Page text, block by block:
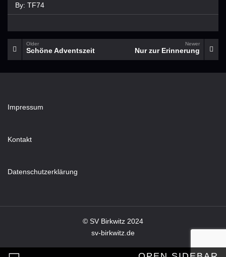
By: TF74
Older
Schöne Adventszeit
Newer
Nur zur Erinnerung
Impressum
Kontakt
Datenschutzerklärung
© SV Birkwitz 2024
sv-birkwitz.de